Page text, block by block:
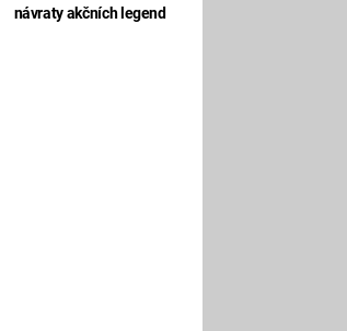
návraty akčních legend